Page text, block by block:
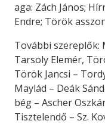
aga: Zách János;
Endre; Török
További szereplők:
Tarsoly Elemér,
Török Jancsi –
Maylád – Deák
bég – Ascher
Tisztelendő – Sz.